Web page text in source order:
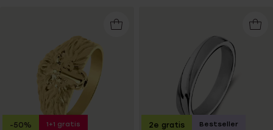
-50% 1+1 gratis 2e gratis Bestseller